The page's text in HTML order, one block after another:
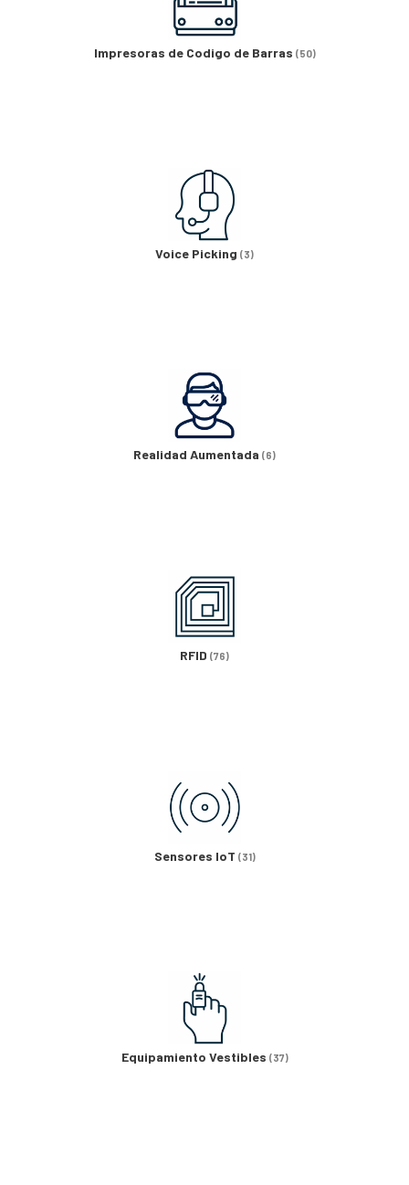
Impresoras de Codigo de Barras (50)
Voice Picking (3)
Realidad Aumentada (6)
RFID (76)
Sensores IoT (31)
Equipamiento Vestibles (37)